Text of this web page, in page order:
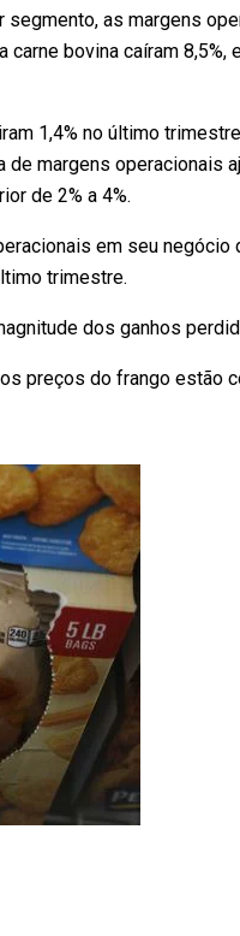
as margens
bovina caíram
1,4% no último
margens operacionais
de 2% a 4%.
em seu negócio
trimestre.
dos ganhos
preços do frango estão